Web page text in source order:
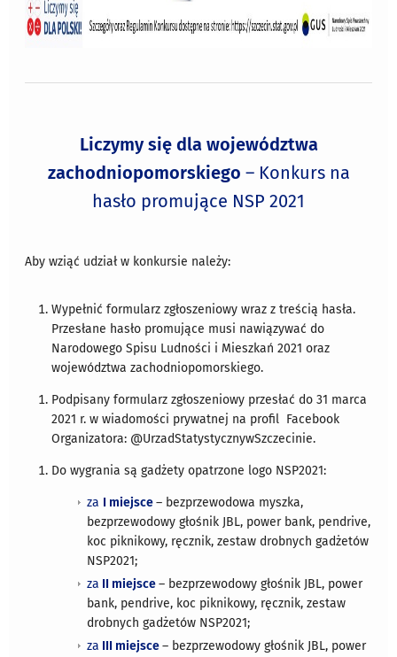
Liczymy się dla województwa
zachodniopomorskiego – Konkurs na
hasło promujące NSP 2021
Aby wziąć udział w konkursie należy:
Wypełnić formularz zgłoszeniowy wraz z treścią hasła.
Przesłane hasło promujące musi nawiązywać do
Narodowego Spisu Ludności i Mieszkań 2021 oraz
województwa zachodniopomorskiego.
Podpisany formularz zgłoszeniowy przesłać do 31 marca
2021 r. w wiadomości prywatnej na profil Facebook
Organizatora: @UrzadStatystycznywSzczecinie.
Do wygrania są gadżety opatrzone logo NSP2021:
za I miejsce– bezprzewodowa myszka,
bezprzewodowy głośnik JBL, power bank, pendrive,
koc piknikowy, ręcznik, zestaw drobnych gadżetów
NSP2021;
za II miejsce– bezprzewodowy głośnik JBL, power
bank, pendrive, koc piknikowy, ręcznik, zestaw
drobnych gadżetów NSP2021;
za III miejsce– bezprzewodowy głośnik JBL, power